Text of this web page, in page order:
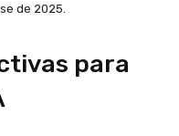
de 2025.
para